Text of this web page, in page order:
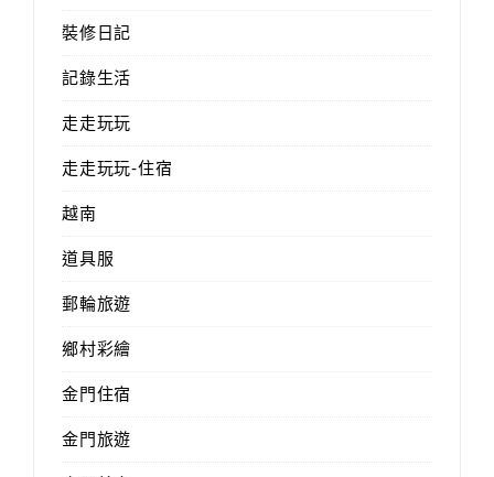
裝修日記
記錄生活
走走玩玩
走走玩玩-住宿
越南
道具服
郵輪旅遊
鄉村彩繪
金門住宿
金門旅遊